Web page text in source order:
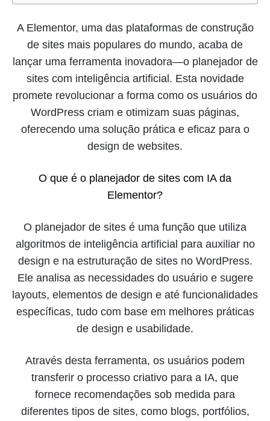
A Elementor, uma das plataformas de construção
de sites mais populares do mundo, acaba de
lançar uma ferramenta inovadora—o planejador de
sites com inteligência artificial. Esta novidade
promete revolucionar a forma como os usuários do
WordPress criam e otimizam suas páginas,
oferecendo uma solução prática e eficaz para o
design de websites.
O que é o planejador de sites com IA da
Elementor?
O planejador de sites é uma função que utiliza
algoritmos de inteligência artificial para auxiliar no
design e na estruturação de sites no WordPress.
Ele analisa as necessidades do usuário e sugere
layouts, elementos de design e até funcionalidades
específicas, tudo com base em melhores práticas
de design e usabilidade.
Através desta ferramenta, os usuários podem
transferir o processo criativo para a IA, que
fornece recomendações sob medida para
diferentes tipos de sites, como blogs, portfólios,